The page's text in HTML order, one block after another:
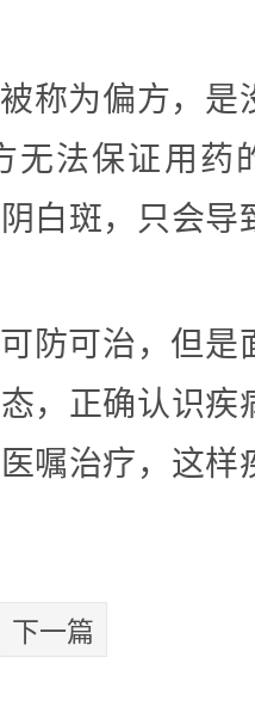
称为偏方，是
无法保证用药
白斑，只会导
防可治，但是
，正确认识疾
嘱治疗，这样
下一篇